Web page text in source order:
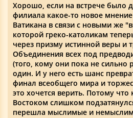
Хорошо, если на встрече было
филиала какое-то новое
Ватикана в связи с новыми же
которой греко-католикам
через призму истинной веры и
Объединения всех под
(того, кому они пока не сильно
один. И у него есть шанс
финал всеобщего мира и
это хочется верить. Потому
Востоком слишком
перешла мыслимые и